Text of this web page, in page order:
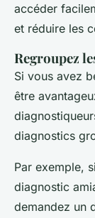
accéder
et réduire les
Regroupez
Si vous avez
être
diagnostics
Par exemple,
diagnostic
demandez un